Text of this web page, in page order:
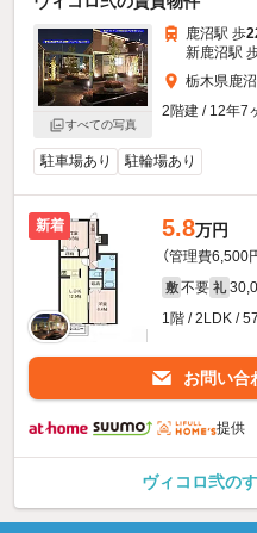
すべての写真
鹿沼駅 歩
新鹿沼駅
栃木県鹿
2階建 / 12年7
駐車場あり 駐輪場あり
新着 5.8万円
（管理費6,500
敷 不要 礼
1階 / 2LDK /
お問い合
提供
ヴィコロ弐の